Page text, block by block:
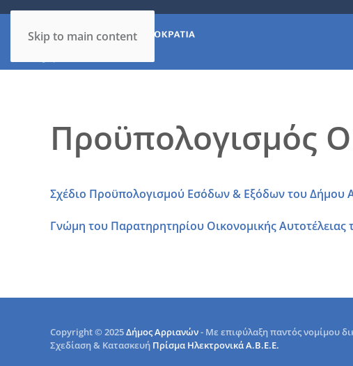
Skip to main content
Προϋπολογισμός
Σχέδιο Προϋπολογισμού Εσόδων & Εξόδων του Δήμου
Γνώμη του Παρατηρητηρίου Οικονομικής
Copyright © 2025Δήμος Αρριανών- Με επιφύλαξη παντός νομίμου
Σχεδίαση & Κατασκευή Πρίσμα Ηλεκτρονικά Α.Β.Ε.Ε.